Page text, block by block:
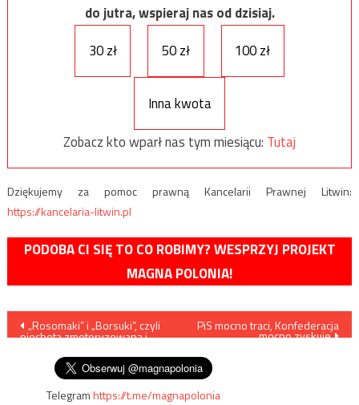
do jutra, wspieraj nas od dzisiaj.
30 zł
50 zł 100 zł
Inna kwota
Zobacz kto wparł nas tym miesiącu: Tutaj
Dziękujemy za pomoc prawną Kancelarii Prawnej Litwin:
https://kancelaria-litwin.pl
PODOBA CI SIĘ TO CO ROBIMY? WESPRZYJ PROJEKT
MAGNA POLONIA!
Nawigacja
wpisu
„Rosomaki” i „Borsuki”, czyli
piechota zmotoryzowana i
PiS mocno traci, Konfederacja
mocno zyskuje
Telegramhttps://t.me/magnapolonia